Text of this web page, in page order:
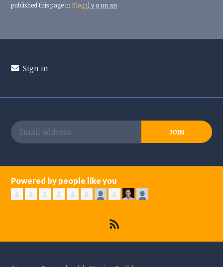
published this page inBlog il y a un an
Sign in
Powered by people like you